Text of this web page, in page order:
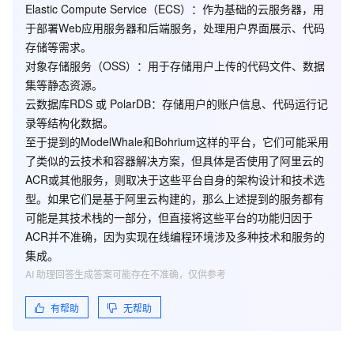
Elastic Compute Service（ECS） ：作为基础的云服务器，用
于部署Web应用服务器和后端服务，处理用户界面展示、代码
存储等需求。
对象存储服务（OSS） ：用于存储用户上传的代码文件、数据
集等静态资源。
云数据库RDS 或 PolarDB：存储用户的账户信息、代码运行记
录等结构化数据。
至于提到的ModelWhale和Bohrium这样的平台，它们可能采用
了类似的云技术和容器解决方案，但具体是否使用了阿里云的
ACR或其他服务，则取决于这些平台自身的架构设计和技术选
型。如果它们是基于阿里云构建的，那么上述提到的服务都有
可能是其技术栈的一部分，但直接将这些平台的功能归因于
ACR并不准确，因为实现在线编程环境涉及多种技术和服务的
集成。
有帮助 无帮助
AI 助理回答生成答案可能存在不准确，仅供参考